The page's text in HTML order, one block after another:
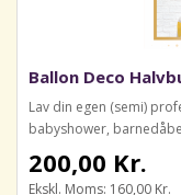
Ballon Deco
Lav din egen (semi)
babyshower,
200,00 Kr.
Ekskl. Moms: 160,00 Kr.